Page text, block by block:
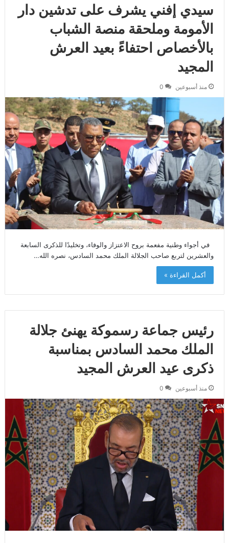
سيدي إفني يشرف على تدشين دار
الأمومة وملحقة منصة الشباب
بالأخصاص احتفاءً بعيد العرش
المجيد
منذ أسبوعين 0
في أجواء وطنية مفعمة بروح الاعتزاز والوفاء، وتخليدًا للذكرى السابعة
والعشرين لتربع صاحب الجلالة الملك محمد السادس، نصره الله…
أكمل القراءة »
رئيس جماعة رسموكة يهنئ جلالة
الملك محمد السادس بمناسبة
ذكرى عيد العرش المجيد
منذ أسبوعين 0